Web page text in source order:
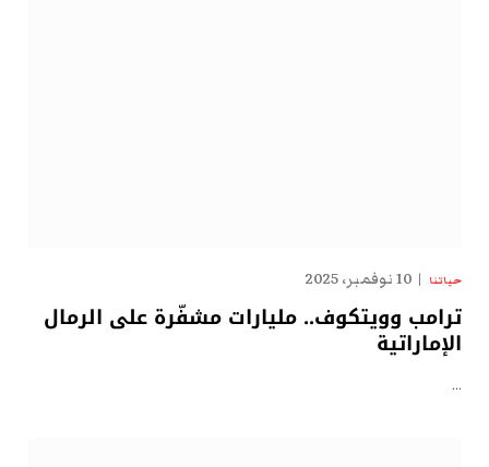
حياتنا 10 نوفمبر، 2025
ترامب وويتكوف.. مليارات مشفّرة على الرمال
الإماراتية
…